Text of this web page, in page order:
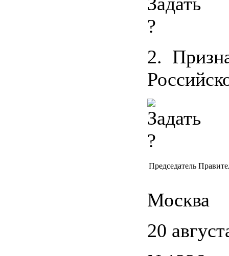
2.
Председатель
Москва
20